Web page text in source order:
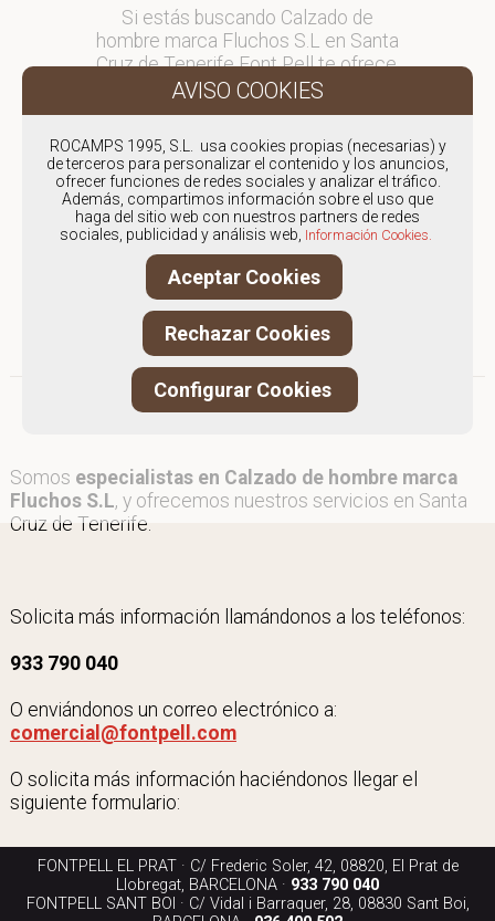
Si estás buscando Calzado de
hombre marca Fluchos S.L en Santa
Cruz de Tenerife Font Pell te ofrece,
envíos y devoluciones gratuítos a
Península y Baleares, para otros
destinos consultar
en comercial@fontpell.com.
Los envíos a Santa Cruz de Tenerife
gestionados entre semana se
entregarán en menos de 48 horas;
los pedidos realizados en fin de
semana, el producto se enviará a
partir del lunes.
Somos especialistas en Calzado de hombre marca
Fluchos S.L, y ofrecemos nuestros servicios en Santa
Cruz de Tenerife.
Solicita más información llamándonos a los teléfonos:
933 790 040
O enviándonos un correo electrónico a:
comercial@fontpell.com
O solicita más información haciéndonos llegar el
siguiente formulario:
FONTPELL EL PRAT · C/ Frederic Soler, 42, 08820, El Prat de
Llobregat, BARCELONA · 933 790 040
FONTPELL SANT BOI · C/ Vidal i Barraquer, 28, 08830 Sant Boi,
ROCAMPS 1995, S.L. usa cookies propias (necesarias) y
de terceros para personalizar el contenido y los anuncios,
ofrecer funciones de redes sociales y analizar el tráfico.
Además, compartimos información sobre el uso que
haga del sitio web con nuestros partners de redes
sociales, publicidad y análisis web, Información Cookies.
Aceptar Cookies
Rechazar Cookies
Configurar Cookies